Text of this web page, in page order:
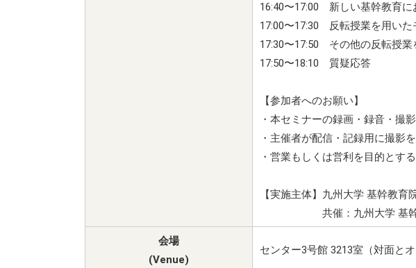
16:40〜17:00 新しい基幹教育
17:00〜17:30 反転授業を
17:30〜17:50 その他の反
17:50〜18:10 質疑応答
【参加者へのお願い】
・本セミナーの録画・録音・撮
・主催者が配信・記録用に撮影
・営業もしくは営利を目的とす
【実施主体】九州大学 基幹教
共催：九州大学 基幹教育
会場
(Venue)
センター3号館 3213室（対面と